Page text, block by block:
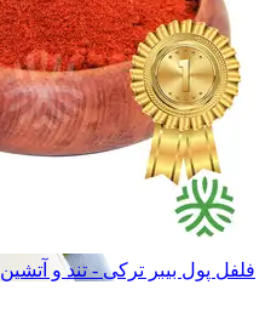
زعفران و خشکبار
حبوبات
غـلـات غـلـات
همه دسته
فلفل پول بیبر ترکی - تند و آتشین